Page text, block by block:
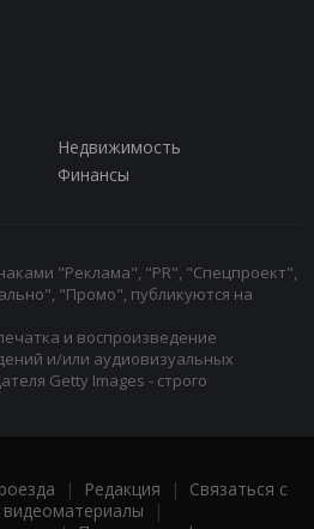
Недвижимость
Финансы
"Реклама", "PR", "Спецпроект",
"Промо", публикуются на
и воспроизведение
и/или аудиовизуальных
Getty Images - строго
| Редакция | Связаться с
|